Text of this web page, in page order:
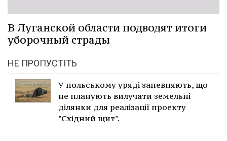
В Луганской области подводят итоги
уборочный страды
НЕ ПРОПУСТІТЬ
У польському уряді запевняють, що
не планують вилучати земельні
ділянки для реалізації проекту
"Східний щит".